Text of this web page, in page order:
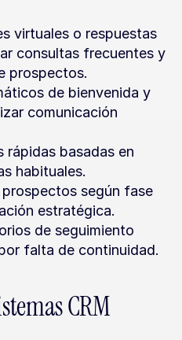
virtuales o respuestas
consultas frecuentes y
prospectos.
de bienvenida y
comunicación
rápidas basadas en
habituales.
según fase
estratégica.
de seguimiento
falta de continuidad.
CRM